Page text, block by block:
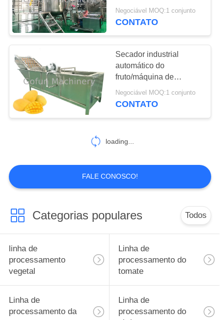
Planta de
processamento de
cenoura
15
Equipamento de
30
Linha da
trasformação de
frutos
81
elevado desempenho
Negociável MOQ:1 conjunto
CONTATO
Secador industrial
automático do
fruto/máquina de
secagem do fruto
industrial
Negociável MOQ:1 conjunto
CONTATO
loading...
FALE CONOSCO!
Categorias populares Todos
linha de
processamento
vegetal
Linha de
processamento do
tomate
Linha de
processamento da
Linha de
processamento do